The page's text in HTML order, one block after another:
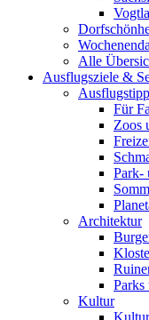
Alle
Ausflugsziele &
Für
Zoos
Park-
Architektur
Parks
Kultur
Kultur